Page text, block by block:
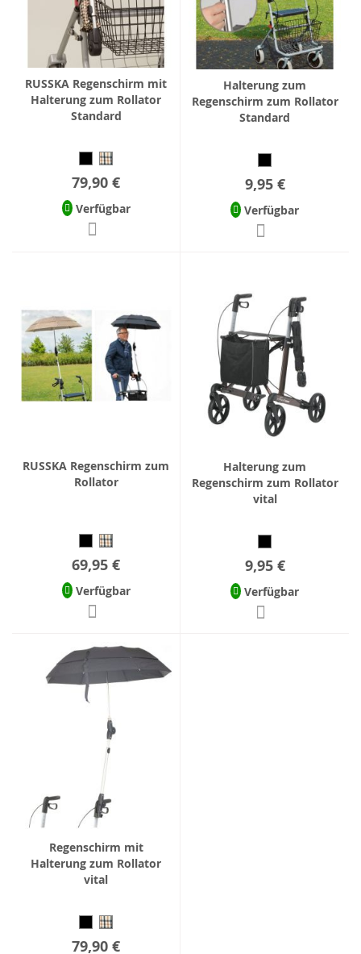
RUSSKA Regenschirm mit
Halterung zum Rollator
Standard
79,90 €
Verfügbar
Halterung zum
Regenschirm zum Rollator
Standard
9,95 €
Verfügbar
RUSSKA Regenschirm zum
Rollator
69,95 €
Verfügbar
Halterung zum
Regenschirm zum Rollator
vital
9,95 €
Verfügbar
Regenschirm mit
Halterung zum Rollator
vital
79,90 €